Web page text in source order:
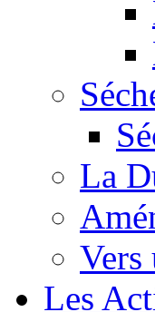
La
Vers
Les